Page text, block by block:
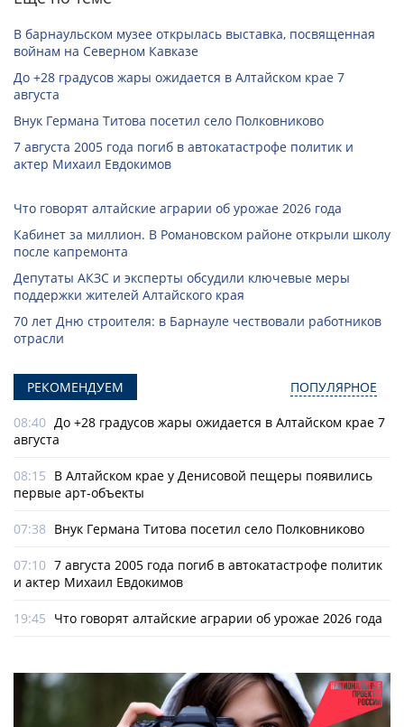
В барнаульском музее открылась выставка, посвященная
войнам на Северном Кавказе
До +28 градусов жары ожидается в Алтайском крае 7
августа
Внук Германа Титова посетил село Полковниково
7 августа 2005 года погиб в автокатастрофе политик и
актер Михаил Евдокимов
Что говорят алтайские аграрии об урожае 2026 года
Кабинет за миллион. В Романовском районе открыли школу
после капремонта
Депутаты АКЗС и эксперты обсудили ключевые меры
поддержки жителей Алтайского края
70 лет Дню строителя: в Барнауле чествовали работников
отрасли
РЕКОМЕНДУЕМ ПОПУЛЯРНОЕ
08:40 До +28 градусов жары ожидается в Алтайском крае 7
августа
08:15 В Алтайском крае у Денисовой пещеры появились
первые арт-объекты
07:38 Внук Германа Титова посетил село Полковниково
07:10 7 августа 2005 года погиб в автокатастрофе политик
и актер Михаил Евдокимов
19:45 Что говорят алтайские аграрии об урожае 2026 года